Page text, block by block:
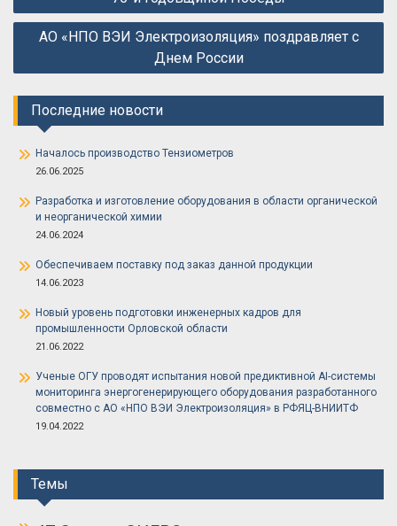
записям
АО «НПО ВЭИ Электроизоляция» поздравляет с
Днем России
Последние новости
Началось производство Тензиометров
26.06.2025
Разработка и изготовление оборудования в области органической
и неорганической химии
24.06.2024
Обеспечиваем поставку под заказ данной продукции
14.06.2023
Новый уровень подготовки инженерных кадров для
промышленности Орловской области
21.06.2022
Ученые ОГУ проводят испытания новой предиктивной AI-системы
мониторинга энергогенерирующего оборудования разработанного
совместно с АО «НПО ВЭИ Электроизоляция» в РФЯЦ-ВНИИТФ
19.04.2022
Темы